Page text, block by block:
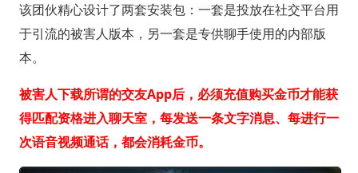
该团伙精心设计了两套安装包：一套是投放在社交平台用
于引流的被害人版本，另一套是专供聊手使用的内部版
本。
被害人下载所谓的交友App后，必须充值购买金币才能获
得匹配资格进入聊天室，每发送一条文字消息、每进行一
次语音视频通话，都会消耗金币。